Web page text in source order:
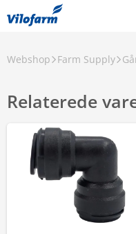
Webshop Farm Supply
Relaterede